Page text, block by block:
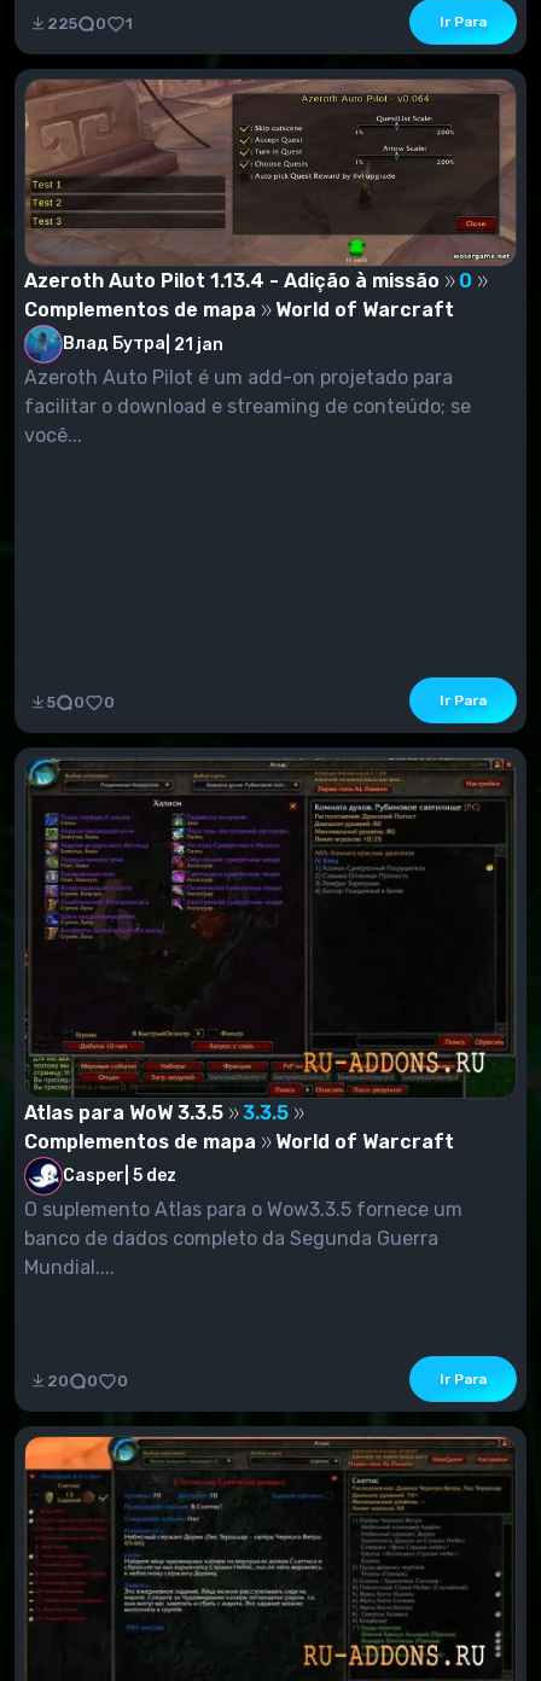
225 0 1 Ir Para
Azeroth Auto Pilot 1.13.4 - Adição à missão
0
Complementos de mapa
World of Warcraft
Влад Бутра 21 jan
Azeroth Auto Pilot é um add-on projetado para
facilitar o download e streaming de conteúdo; se
você...
5 0 0 Ir Para
Atlas para WoW 3.3.5
3.3.5
Complementos de mapa
World of Warcraft
Casper 5 dez
O suplemento Atlas para o Wow3.3.5 fornece um
banco de dados completo da Segunda Guerra
Mundial....
20 0 0 Ir Para